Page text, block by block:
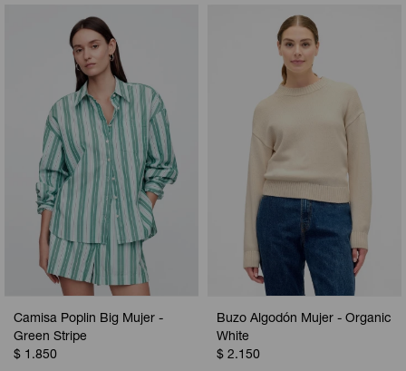
Camisa Poplin Big Mujer -
Green Stripe
$ 1.850
Buzo Algodón Mujer - Organic
White
$ 2.150